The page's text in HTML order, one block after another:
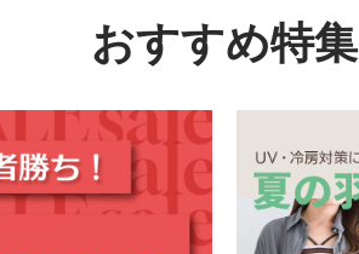
おすすめ特集